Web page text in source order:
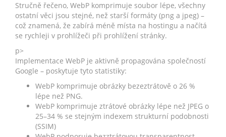
Stručně řečeno, WebP komprimuje soubor lépe, všechny
ostatní věci jsou stejné, než starší formáty (png a jpeg) –
což znamená, že zabírá méně místa na hostingu a načítá
se rychleji v prohlížeči při prohlížení stránky.
p>
Implementace WebP je aktivně propagována společností
Google – poskytuje tyto statistiky:
WebP komprimuje obrázky bezeztrátově o 26 %
lépe než PNG.
WebP komprimuje ztrátové obrázky lépe než JPEG o
25–34 % se stejným indexem strukturní podobnosti
(SSIM)